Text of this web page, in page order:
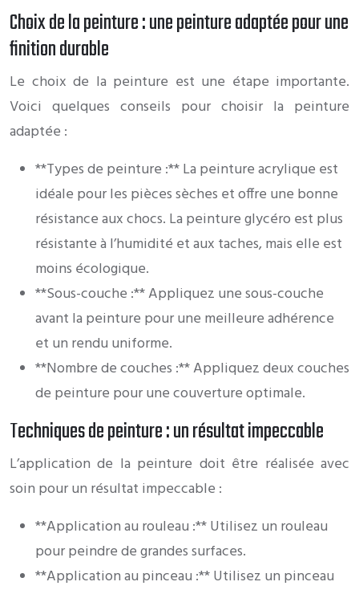
Choix de la peinture : une peinture adaptée pour une
finition durable
Le choix de la peinture est une étape importante.
Voici quelques conseils pour choisir la peinture
adaptée :
**Types de peinture :** La peinture acrylique est
idéale pour les pièces sèches et offre une bonne
résistance aux chocs. La peinture glycéro est plus
résistante à l’humidité et aux taches, mais elle est
moins écologique.
**Sous-couche :** Appliquez une sous-couche
avant la peinture pour une meilleure adhérence
et un rendu uniforme.
**Nombre de couches :** Appliquez deux couches
de peinture pour une couverture optimale.
Techniques de peinture : un résultat impeccable
L’application de la peinture doit être réalisée avec
soin pour un résultat impeccable :
**Application au rouleau :** Utilisez un rouleau
pour peindre de grandes surfaces.
**Application au pinceau :** Utilisez un pinceau